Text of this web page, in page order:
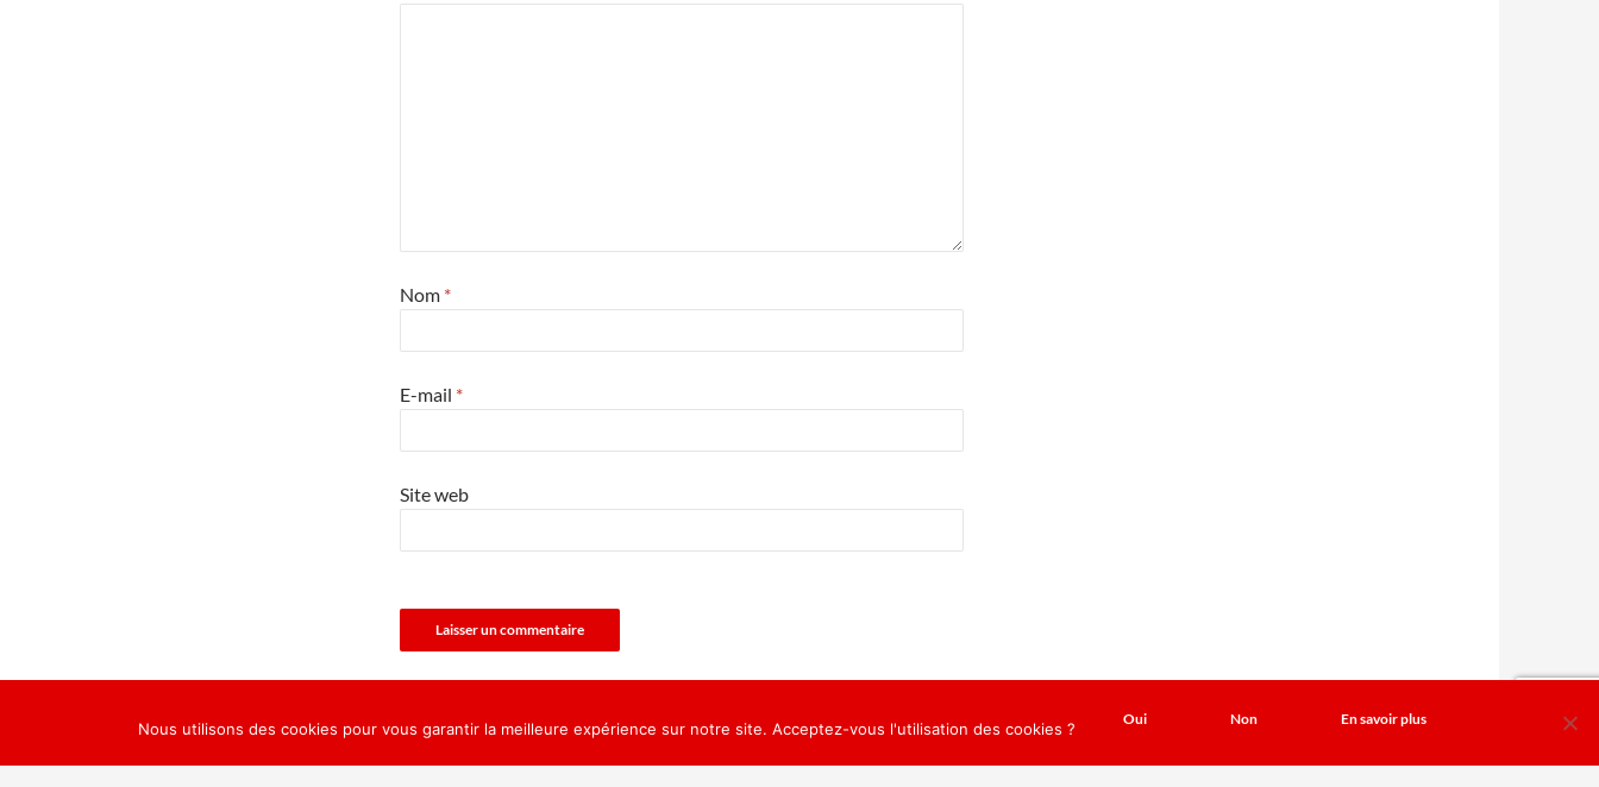
Nom *
E-mail *
Site web
Nous utilisons des cookies pour vous garantir la meilleure expérience sur notre site. Acceptez-vous l'utilisation des cookies ?
Oui Non En savoir plus